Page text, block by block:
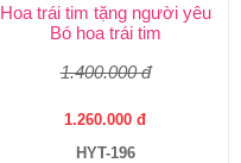
Hoa trái tim tặng người yêu
Bó hoa trái tim
1.400.000 đ
1.260.000 đ
HYT-196